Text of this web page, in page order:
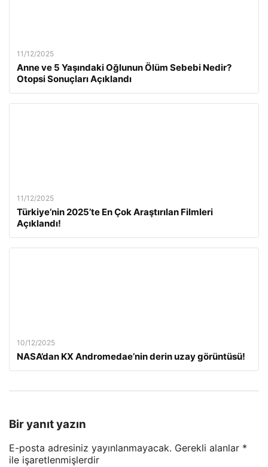
11/12/2025
Anne ve 5 Yaşındaki Oğlunun Ölüm Sebebi Nedir?
Otopsi Sonuçları Açıklandı
11/12/2025
Türkiye’nin 2025’te En Çok Araştırılan Filmleri
Açıklandı!
10/12/2025
NASA’dan KX Andromedae’nin derin uzay görüntüsü!
Bir yanıt yazın
E-posta adresiniz yayınlanmayacak. Gerekli alanlar *
ile işaretlenmişlerdir